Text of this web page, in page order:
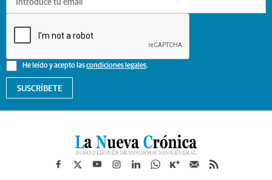
He leído y acepto lascondiciones legales.
SUSCRÍBETE